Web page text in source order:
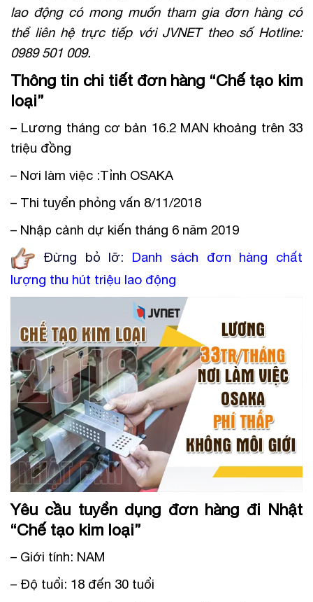
lao động có mong muốn tham gia đơn hàng có
thể liên hệ trực tiếp với JVNET theo số Hotline:
0989 501 009.
Thông tin chi tiết đơn hàng “Chế tạo kim
loại”
– Lương tháng cơ bản 16.2 MAN khoảng trên 33
triệu đồng
– Nơi làm việc :Tỉnh OSAKA
– Thi tuyển phỏng vấn 8/11/2018
– Nhập cảnh dự kiến tháng 6 năm 2019
Đừng bỏ lỡ: Danh sách đơn hàng chất
lượng thu hút triệu lao động
Yêu cầu tuyển dụng đơn hàng đi Nhật
“Chế tạo kim loại”
– Giới tính: NAM
– Độ tuổi: 18 đến 30 tuổi